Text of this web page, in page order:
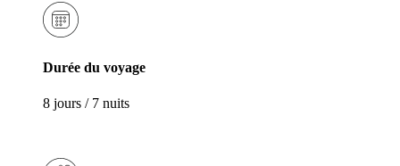
Durée du voyage
8 jours / 7 nuits